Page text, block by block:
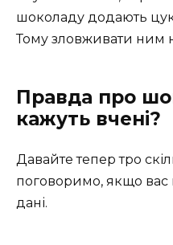
шоколаду додають
Тому зловживати ним
Правда про
кажуть вчені?
Давайте тепер тро
поговоримо, якщо вас
дані.